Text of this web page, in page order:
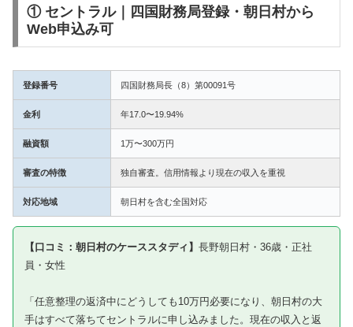
① セントラル｜四国財務局登録・朝日村から
Web申込み可
登録番号 四国財務局長（8）第00091号
金利 年17.0〜19.94%
融資額 1万〜300万円
審査の特徴 独自審査。信用情報より現在の収入を重視
対応地域 朝日村を含む全国対応
【口コミ：朝日村のケーススタディ】 長野朝日村・36歳・正社
員・女性
「任意整理の返済中にどうしても10万円必要になり、朝日村の大
手はすべて落ちてセントラルに申し込みました。現在の収入と返